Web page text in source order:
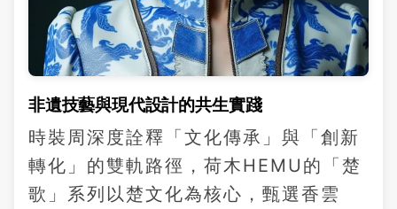
非遺技藝與現代設計的共生實踐
時裝周深度詮釋「文化傳承」與「創新
轉化」的雙軌路徑，荷木HEMU的「楚
歌」系列以楚文化為核心，甄選香雲